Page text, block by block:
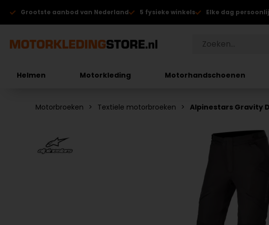
Grootste aanbod van Nederland 5 fysieke winkels Elke dag
Helmen Motorkleding Motorhandschoenen
Motorbroeken Textiele motorbroeken Alpinestars Gravity